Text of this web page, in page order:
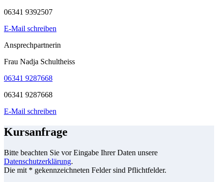
06341 9392507
E-Mail schreiben
Ansprechpartnerin
Frau Nadja Schultheiss
06341 9287668
06341 9287668
E-Mail schreiben
Kursanfrage
Bitte beachten Sie vor Eingabe Ihrer Daten unsere
Datenschutzerklärung.
Die mit * gekennzeichneten Felder sind Pflichtfelder.